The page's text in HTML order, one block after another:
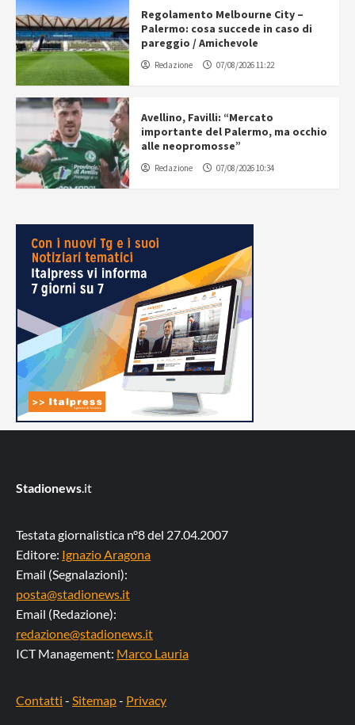
Regolamento Melbourne City –
Palermo: cosa succede in caso di
pareggio / Amichevole
Redazione 07/08/2026 11:22
Avellino, Favilli: “Mercato
importante del Palermo, ma occhio
alle neopromosse”
Redazione 07/08/2026 10:34
Stadionews.it
Testata giornalistica n°8 del 27.04.2007
Editore: Ignazio Aragona
Email (Segnalazioni):
posta@stadionews.it
Email (Redazione):
redazione@stadionews.it
ICT Management: Marco Lauria
Contatti - Sitemap- Privacy